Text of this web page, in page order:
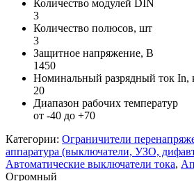
Количество модулей DIN
3
Количество полюсов, шт
3
Защитное напряжение, В
1450
Номинальный разрядный ток In,
20
Диапазон рабочих температур
от -40 до +70
Категории: Ограничители
аппаратура (выключатели, УЗО,
Автоматические выключатели тока,
Огромный